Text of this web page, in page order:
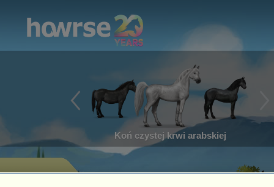
Koń czystej krwi arabskiej